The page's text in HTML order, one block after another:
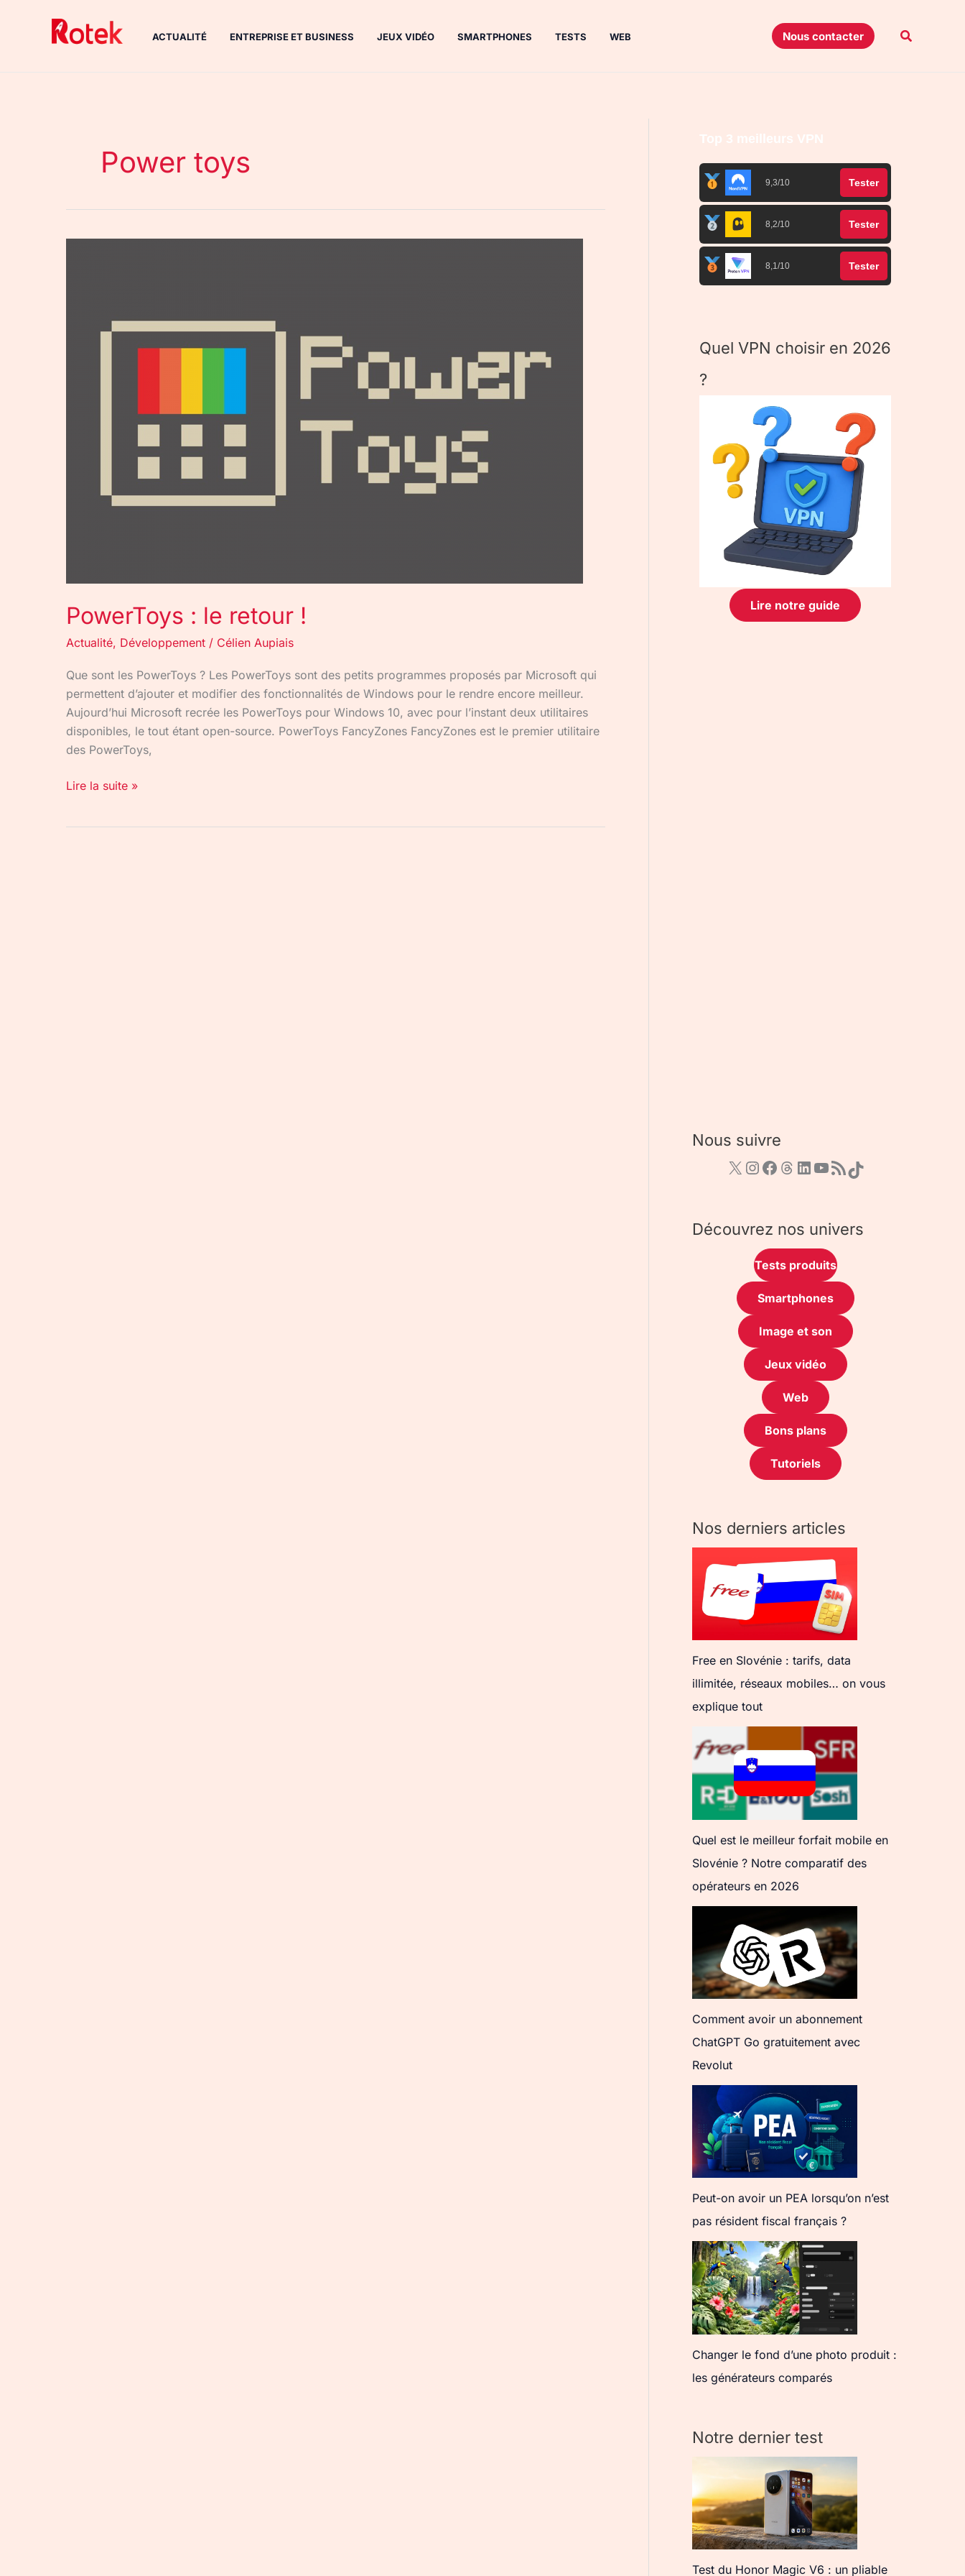
ACTUALITÉ ENTREPRISE ET BUSINESS JEUX VIDÉO SMARTPHONES TESTS WEB Nous contacter
Power toys
PowerToys : le retour !
Actualité, Développement / Célien Aupiais
Que sont les PowerToys ? Les PowerToys sont des petits programmes proposés par Microsoft qui
permettent d’ajouter et modifier des fonctionnalités de Windows pour le rendre encore meilleur.
Aujourd’hui Microsoft recrée les PowerToys pour Windows 10, avec pour l’instant deux utilitaires
disponibles, le tout étant open-source. PowerToys FancyZones FancyZones est le premier utilitaire
des PowerToys,
Lire la suite »
Top 3 meilleurs VPN
9,3/10 Tester
8,2/10 Tester
8,1/10 Tester
Quel VPN choisir en 2026
?
Lire notre guide
Nous suivre
Découvrez nos univers
Tests produits
Smartphones
Image et son
Jeux vidéo
Web
Bons plans
Tutoriels
Nos derniers articles
Free en Slovénie : tarifs, data
illimitée, réseaux mobiles… on vous
explique tout
Quel est le meilleur forfait mobile en
Slovénie ? Notre comparatif des
opérateurs en 2026
Comment avoir un abonnement
ChatGPT Go gratuitement avec
Revolut
Peut-on avoir un PEA lorsqu’on n’est
pas résident fiscal français ?
Changer le fond d’une photo produit :
les générateurs comparés
Notre dernier test
Test du Honor Magic V6 : un pliable